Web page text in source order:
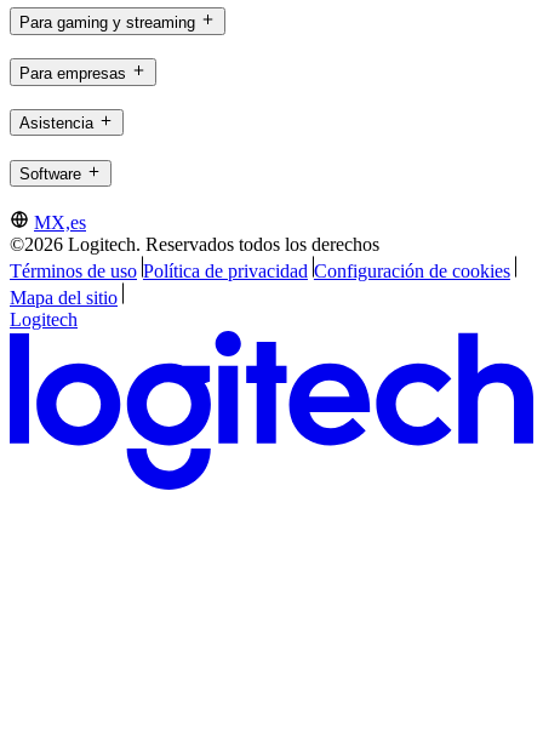
Para gaming y streaming
Para empresas
Asistencia
Software
MX,es
©2026 Logitech. Reservados todos los derechos
Términos de uso Política de privacidad Configuración de cookies
Mapa del sitio
Logitech